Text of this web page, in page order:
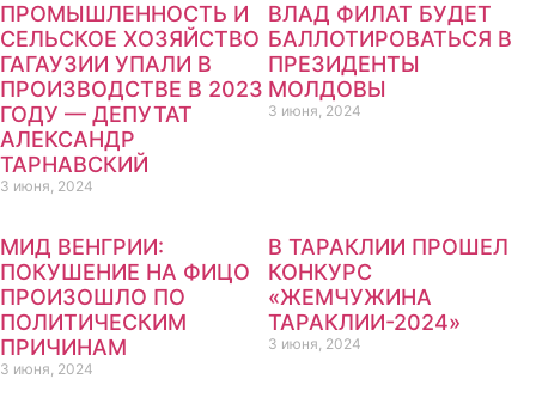
ПРОМЫШЛЕННОСТЬ И
СЕЛЬСКОЕ ХОЗЯЙСТВО
ГАГАУЗИИ УПАЛИ В
ПРОИЗВОДСТВЕ В 2023
ГОДУ — ДЕПУТАТ
АЛЕКСАНДР
ТАРНАВСКИЙ
3 июня, 2024
ВЛАД ФИЛАТ БУДЕТ
БАЛЛОТИРОВАТЬСЯ В
ПРЕЗИДЕНТЫ
МОЛДОВЫ
3 июня, 2024
МИД ВЕНГРИИ:
ПОКУШЕНИЕ НА ФИЦО
ПРОИЗОШЛО ПО
ПОЛИТИЧЕСКИМ
ПРИЧИНАМ
3 июня, 2024
В ТАРАКЛИИ ПРОШЕЛ
КОНКУРС
«ЖЕМЧУЖИНА
ТАРАКЛИИ-2024»
3 июня, 2024